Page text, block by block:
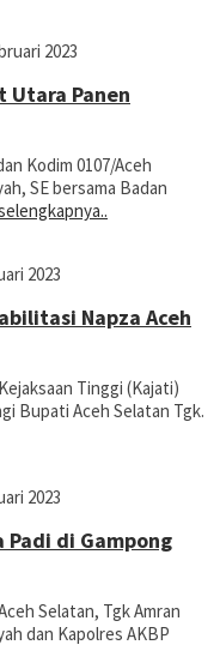
2023
Utara Panen
Kodim 0107/Aceh
SE bersama Badan
2023
Napza Aceh
Tinggi (Kajati)
Bupati Aceh Selatan Tgk.
2023
Padi di Gampong
Selatan, Tgk Amran
dan Kapolres AKBP